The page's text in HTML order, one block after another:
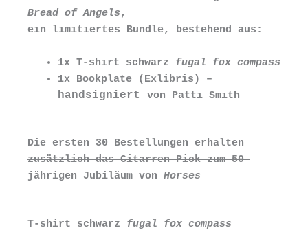
Bread of Angels,
ein limitiertes Bundle, bestehend aus:
1x T-shirt schwarz fugal fox compass
1x Bookplate (Exlibris) –
handsigniert von Patti Smith
Die ersten 30 Bestellungen erhalten
zusätzlich das Gitarren Pick zum 50-
jährigen Jubiläum vonHorses
T-shirt schwarz fugal fox compass